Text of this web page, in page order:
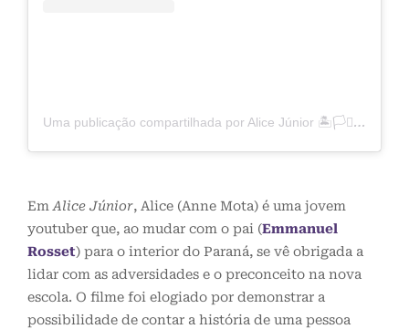
Uma publicação compartilhada por Alice Júnior 🏝️🏳️‍⚧️ (@alicejunioroficial)
EmAlice Júnior, Alice (Anne Mota) é uma jovem
youtuber que, ao mudar com o pai (Emmanuel
Rosset) para o interior do Paraná, se vê obrigada a
lidar com as adversidades e o preconceito na nova
escola. O filme foi elogiado por demonstrar a
possibilidade de contar a história de uma pessoa